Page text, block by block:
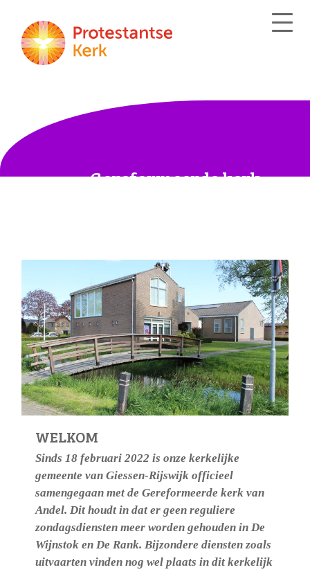
Gereformeerde kerk
WELKOM
Sinds 18 februari 2022 is onze kerkelijke
gemeente van Giessen-Rijswijk officieel
samengegaan met de Gereformeerde kerk van
Andel. Dit houdt in dat er geen reguliere
zondagsdiensten meer worden gehouden in De
Wijnstok en De Rank. Bijzondere diensten zoals
uitvaarten vinden nog wel plaats in dit kerkelijk